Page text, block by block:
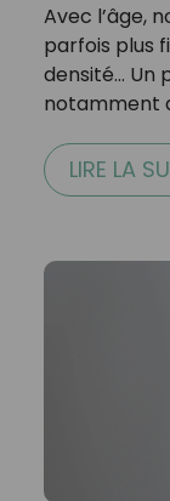
Avec l’âge,
parfois plus
densité… Un
notamment
LIRE LA